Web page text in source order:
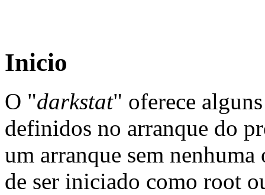
Inicio
O "darkstat" oferece
definidos no arranque do
um arranque sem
de ser iniciado como root